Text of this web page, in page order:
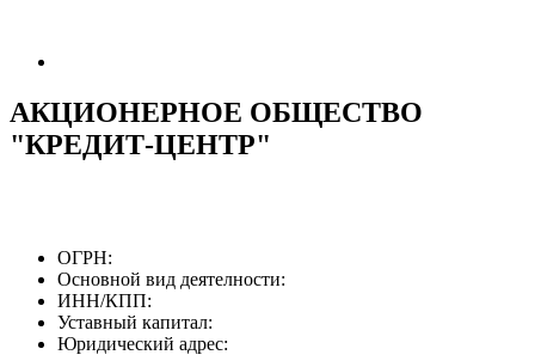
АКЦИОНЕРНОЕ ОБЩЕСТВО
"КРЕДИТ-ЦЕНТР"
ОГРН:
Основной вид деятелности:
ИНН/КПП:
Уставный капитал:
Юридический адрес: